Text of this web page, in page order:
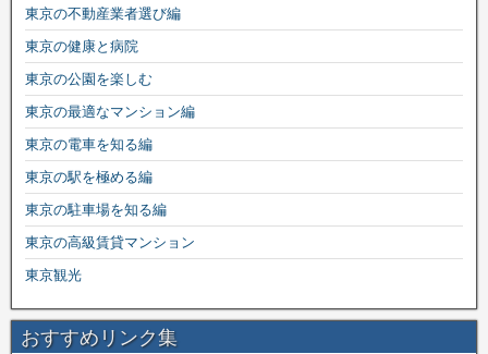
東京の不動産業者選び編
東京の健康と病院
東京の公園を楽しむ
東京の最適なマンション編
東京の電車を知る編
東京の駅を極める編
東京の駐車場を知る編
東京の高級賃貸マンション
東京観光
おすすめリンク集